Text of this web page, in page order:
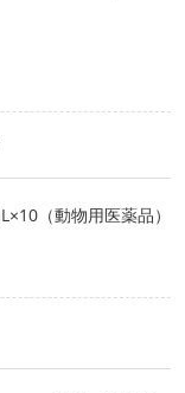
（動物用医薬品）